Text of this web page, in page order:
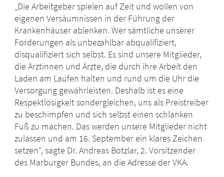
„Die Arbeitgeber spielen auf Zeit und wollen von
eigenen Versäumnissen in der Führung der
Krankenhäuser ablenken. Wer sämtliche unserer
Forderungen als unbezahlbar abqualifiziert,
disqualifiziert sich selbst. Es sind unsere Mitglieder,
die Ärztinnen und Ärzte, die durch ihre Arbeit den
Laden am Laufen halten und rund um die Uhr die
Versorgung gewährleisten. Deshalb ist es eine
Respektlosigkeit sondergleichen, uns als Preistreiber
zu beschimpfen und sich selbst einen schlanken
Fuß zu machen. Das werden unsere Mitglieder nicht
zulassen und am 16. September ein klares Zeichen
setzen“, sagte Dr. Andreas Botzlar, 2. Vorsitzender
des Marburger Bundes, an die Adresse der VKA.